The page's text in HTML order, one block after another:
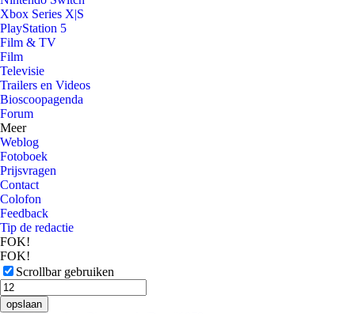
Xbox Series X|S
PlayStation 5
Film & TV
Film
Televisie
Trailers en Videos
Bioscoopagenda
Forum
Meer
Weblog
Fotoboek
Prijsvragen
Contact
Colofon
Feedback
Tip de redactie
FOK!
FOK!
Scrollbar gebruiken
opslaan